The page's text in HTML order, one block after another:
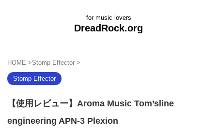
for music lovers
DreadRock.org
HOME >Stomp Effector >
Stomp Effector
【使用レビュー】Aroma Music Tom’sline
engineering APN-3 Plexion